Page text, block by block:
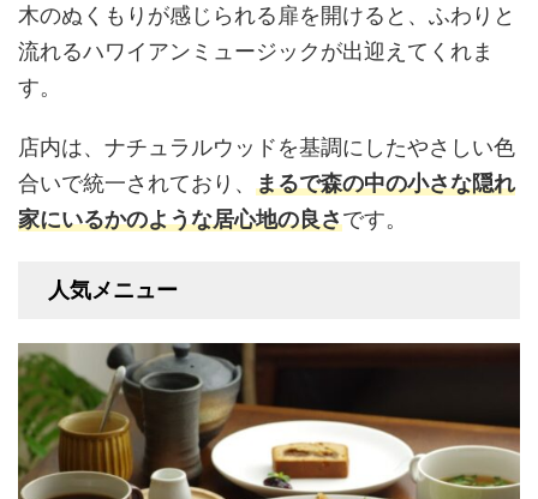
木のぬくもりが感じられる扉を開けると、ふわりと
流れるハワイアンミュージックが出迎えてくれま
す。
店内は、ナチュラルウッドを基調にしたやさしい色
合いで統一されており、 まるで森の中の小さな隠れ
家にいるかのような居心地の良さです。
人気メニュー